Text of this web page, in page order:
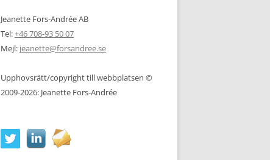
Jeanette Fors-Andrée AB
Tel:+46 708-93 50 07
Mejl: jeanette@forsandree.se
Upphovsrätt/copyright till webbplatsen ©
2009-2026: Jeanette Fors-Andrée